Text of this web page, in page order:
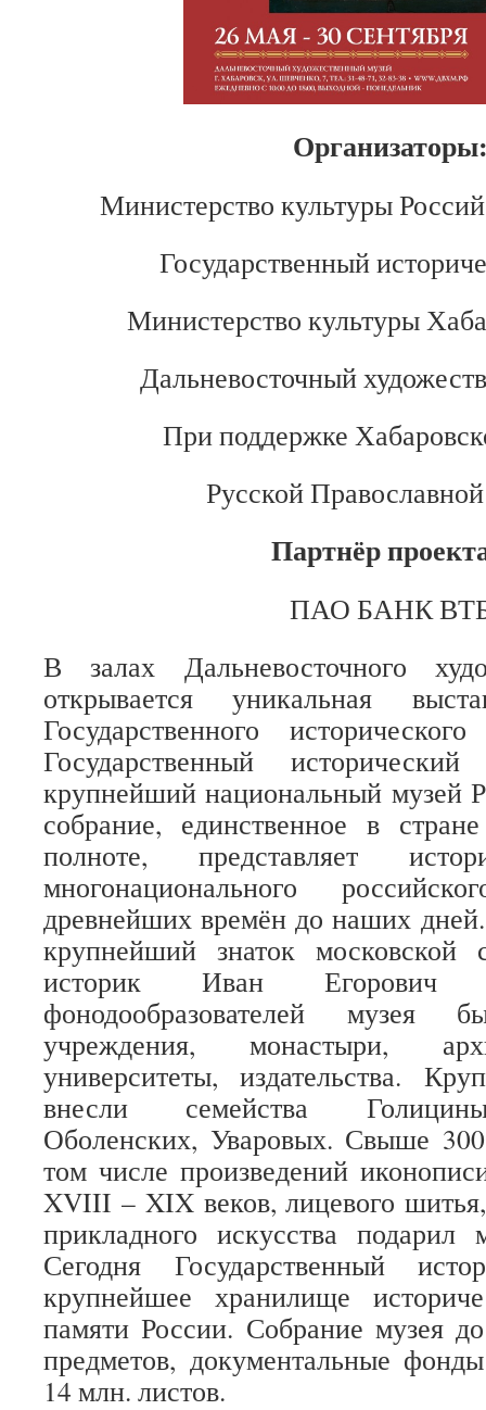
Министерство культуры
Государственный
Министерство культуры
Дальневосточный
При поддержке
Русской
Партнёр
ПАО БАНК
В залах Дальневосточного
открывается уникальная
Государственного
Государственный
крупнейший национальный музей
собрание, единственное в
полноте, представляет
многонационального
древнейших времён до наших
крупнейший знаток
историк Иван Егорович
фонодообразователей музея
учреждения, монастыри,
университеты, издательства.
внесли семейства
Оболенских, Уваровых. Свыше
том числе произведений
XVIII – XIX веков, лицевого
прикладного искусства
Сегодня Государственный
крупнейшее хранилище
памяти России. Собрание музея
предметов, документальные
14 млн. листов.